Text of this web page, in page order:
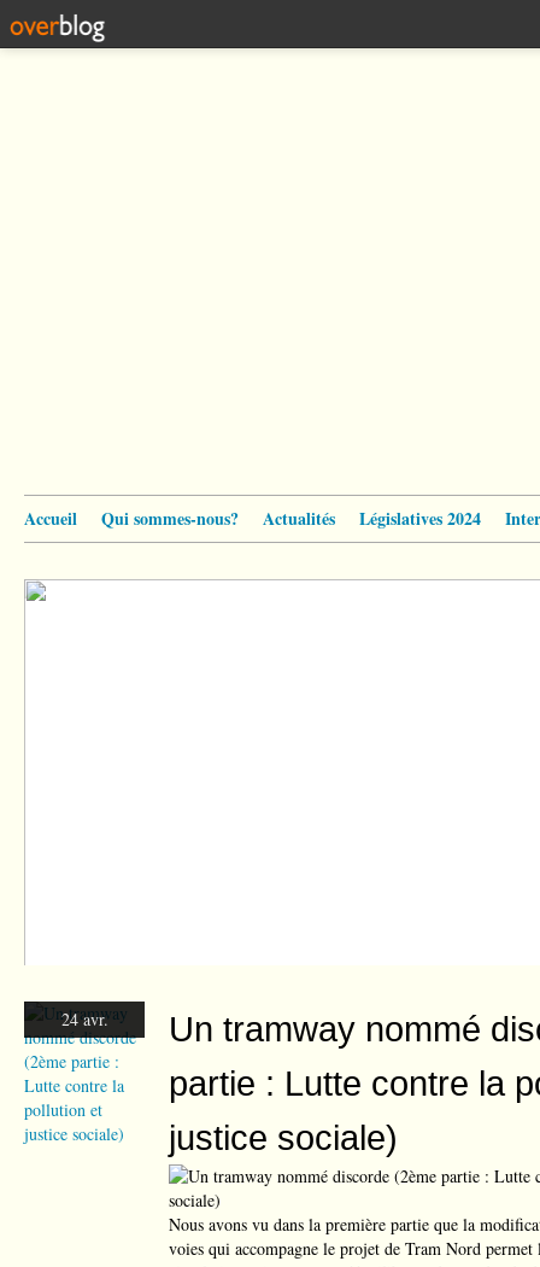
Accueil Qui sommes-nous? Actualités Législatives 2024
24 avr.
Un tramway nommé
partie : Lutte contre la
justice sociale)
Nous avons vu dans la première partie que la
voies qui accompagne le projet de Tram Nord permet